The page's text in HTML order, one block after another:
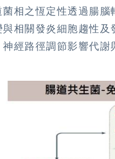
菌相之恆定性透過腸
相關發炎細胞趨性及
神經路徑調節影響代